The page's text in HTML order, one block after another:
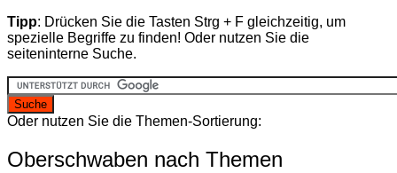
Tipp: Drücken Sie die Tasten Strg + F gleichzeitig, um
spezielle Begriffe zu finden! Oder nutzen Sie die
seiteninterne Suche.
Oder nutzen Sie die Themen-Sortierung:
Oberschwaben nach Themen